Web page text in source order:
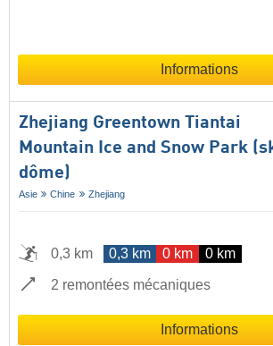
Informations
Zhejiang Greentown Tiantai
Mountain Ice and Snow Park
dôme)
Asie Chine Zhejiang
0,3 km 0,3 km 0 km 0 km
2 remontées mécaniques
Informations